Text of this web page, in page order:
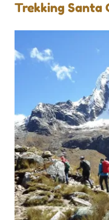
Trekking Santa